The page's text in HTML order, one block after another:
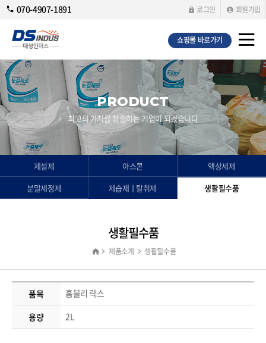
로그인 회원가입
쇼핑몰 바로가기
070-4907-1891
PRODUCT
최고의 가치를 창출하는 기업이 되겠습니다
제설제 아스콘
액상세제
분말세정제
제습제ㅣ탈취제 생활필수품
생활필수품
제품소개 생활필수품
품목
홈블리 락스
용량
2L